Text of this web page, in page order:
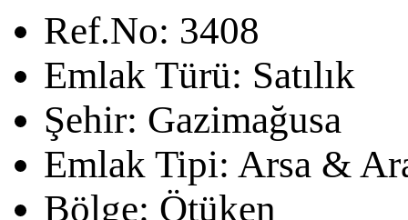
Ref.No: 3408
Emlak Türü: Satılık
Şehir: Gazimağusa
Emlak Tipi: Arsa &
Bölge: Ötüken